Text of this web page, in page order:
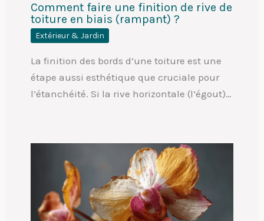
Comment faire une finition de rive de
toiture en biais (rampant) ?
Extérieur & Jardin
La finition des bords d’une toiture est une
étape aussi esthétique que cruciale pour
l’étanchéité. Si la rive horizontale (l’égout)…